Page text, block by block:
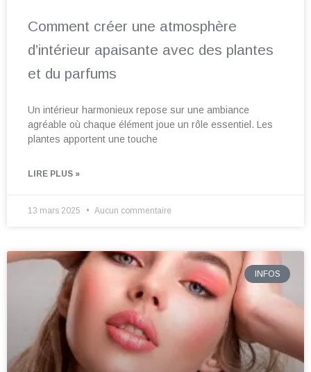
Comment créer une atmosphère
d’intérieur apaisante avec des plantes
et du parfums
Un intérieur harmonieux repose sur une ambiance
agréable où chaque élément joue un rôle essentiel. Les
plantes apportent une touche
LIRE PLUS »
13 mars 2025 Aucun commentaire
INFOS